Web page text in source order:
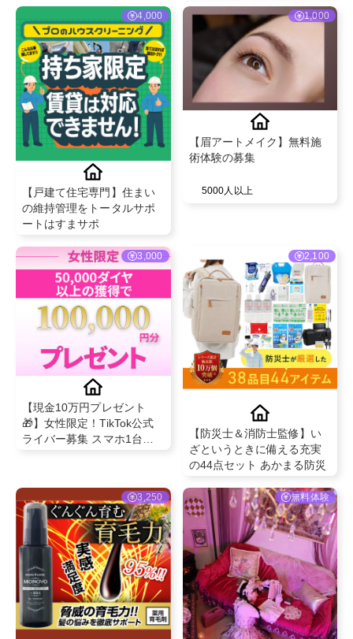
ーム 25g
4,000
【戸建て住宅専門】住まい
の維持管理をトータルサポ
ートはすまサポ
1,000
【眉アートメイク】無料施
術体験の募集
5000人以上
3,000
【現金10万円プレゼント
🎁】女性限定！TikTok公式
ライバー募集 スマホ1台＆
2,100
【防災士＆消防士監修】い
ざというときに備える充実
の44点セット あかまる防災
3,250 無料体験